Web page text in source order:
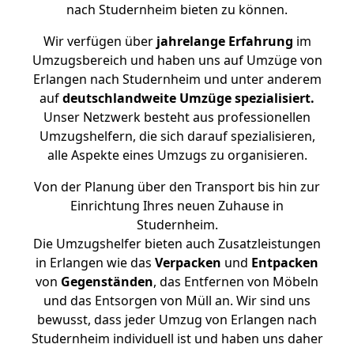
nach Studernheim bieten zu können.
Wir verfügen überjahrelange Erfahrung im
Umzugsbereich und haben uns auf Umzüge von
Erlangen nach Studernheim und unter anderem
aufdeutschlandweite Umzüge spezialisiert.
Unser Netzwerk besteht aus professionellen
Umzugshelfern, die sich darauf spezialisieren,
alle Aspekte eines Umzugs zu organisieren.
Von der Planung über den Transport bis hin zur
Einrichtung Ihres neuen Zuhause in
Studernheim.
Die Umzugshelfer bieten auch Zusatzleistungen
in Erlangen wie das Verpacken und Entpacken
von Gegenständen, das Entfernen von Möbeln
und das Entsorgen von Müll an. Wir sind uns
bewusst, dass jeder Umzug von Erlangen nach
Studernheim individuell ist und haben uns daher